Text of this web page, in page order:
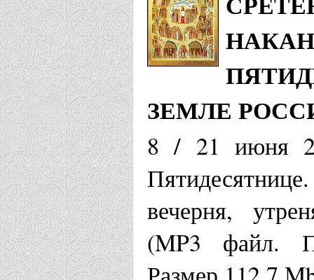
ЗЕМЛЕ
8 / 21 июня
вечерня,
(MP3 файл.